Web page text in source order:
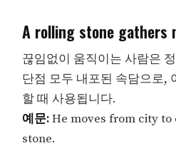
A rolling stone gathers
끊임없이 움직이는 사람은
단점 모두 내포된 속담으로,
할 때 사용됩니다.
예문:He moves from city to
stone.